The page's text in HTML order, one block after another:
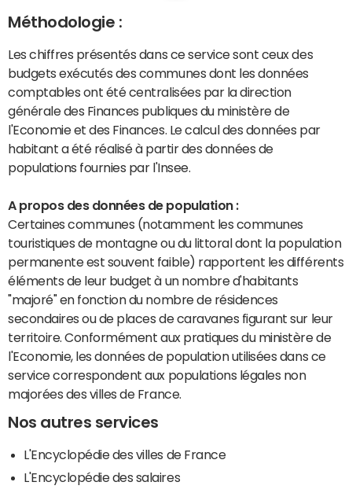
Méthodologie :
Les chiffres présentés dans ce service sont ceux des
budgets exécutés des communes dont les données
comptables ont été centralisées par la direction
générale des Finances publiques du ministère de
l'Economie et des Finances. Le calcul des données par
habitant a été réalisé à partir des données de
populations fournies par l'Insee.
A propos des données de population :
Certaines communes (notamment les communes
touristiques de montagne ou du littoral dont la population
permanente est souvent faible) rapportent les différents
éléments de leur budget à un nombre d'habitants
"majoré" en fonction du nombre de résidences
secondaires ou de places de caravanes figurant sur leur
territoire. Conformément aux pratiques du ministère de
l'Economie, les données de population utilisées dans ce
service correspondent aux populations légales non
majorées des villes de France.
Nos autres services
L'Encyclopédie des villes de France
L'Encyclopédie des salaires